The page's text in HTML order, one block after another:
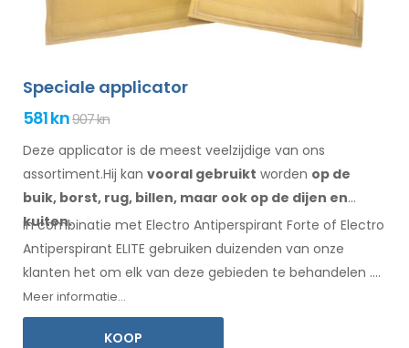
Speciale applicator
581 kn907 kn
Deze applicator is de meest veelzijdige van ons
assortiment.Hij kan vooral gebruikt worden op de
buik, borst, rug, billen, maar ook op de dijen en
kuiten.
In combinatie met Electro Antiperspirant Forte of Electro
Antiperspirant ELITE gebruiken duizenden van onze
klanten het om elk van deze gebieden te behandelen .
Eengebruiksaanwijzing
Meer informatie...
KOOP